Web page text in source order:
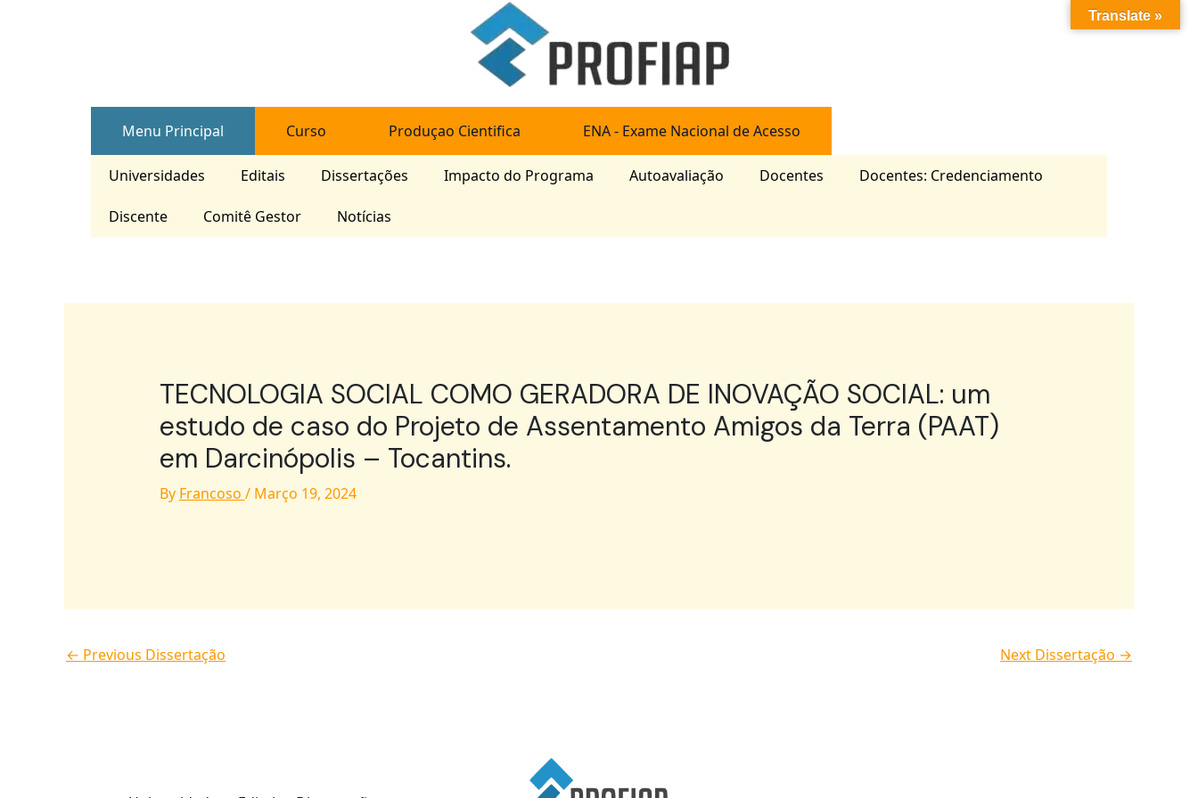
Menu Principal Curso Produçao Cientifica ENA - Exame Nacional de Acesso
Universidades Editais Dissertações Impacto do Programa Autoavaliação Docentes Docentes: Credenciamento
Discente Comitê Gestor Notícias
TECNOLOGIA SOCIAL COMO GERADORA DE INOVAÇÃO SOCIAL: um
estudo de caso do Projeto de Assentamento Amigos da Terra (PAAT)
em Darcinópolis – Tocantins.
By Francoso / Março 19, 2024
← Previous Dissertação Next Dissertação →
Translate »